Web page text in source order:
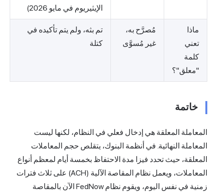
الإيثيريوم في مايو 2026)
ماذا
تعني
كلمة
"معلق"؟
مُصرَّح به،
غير مُسوَّى
تم بثه، ولم يتم تأكيده في
كتلة
خاتمة
المعاملة المعلقة هي إدخال فعلي في النظام، لكنها ليست
المعاملة النهائية. في أنظمة البنوك، يتقلص حجم المعاملات
المعلقة، حيث تحدد فيزا مدة الاحتفاظ بخمسة أيام لمعظم أنواع
المعاملات، ويعمل نظام المقاصة الآلية (ACH) على ثلاث فترات
زمنية في نفس اليوم، ويقوم نظام FedNow الآن بالمقاصة